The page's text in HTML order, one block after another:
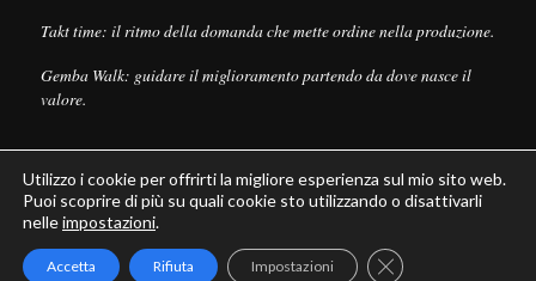
Takt time: il ritmo della domanda che mette ordine nella produzione.
Gemba Walk: guidare il miglioramento partendo da dove nasce il
valore.
© Copyright - Leanpull - Inbound Marketing byMaria Cristina Pizzato
Utilizzo i cookie per offrirti la migliore esperienza sul mio sito web.
Puoi scoprire di più su quali cookie sto utilizzando o disattivarli
nelleimpostazioni.
Accetta Rifiuta Impostazioni Close GDPR